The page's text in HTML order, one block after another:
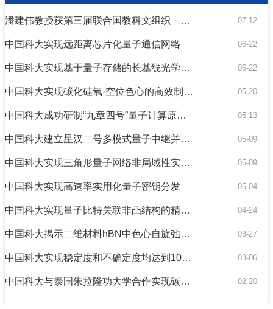
潘建伟教授获第三届联合国教科文组织－门捷列夫国际基础科学奖 07-12
中国科大实现远距离芯片化量子通信网络 06-22
中国科大实现基于量子存储的长基线光学干涉仪 06-22
中国科大实现碳化硅氧-空位色心的高效制备与结构识别 05-20
中国科大成功研制“九章四号”量子计算原型机 05-13
中国科大建立星汉二号多模式量子中继并实现城域量子非局域性检验 05-09
中国科大实现三角形量子网络非局域性实验验证 05-09
中国科大实现高速率实用化量子密钥分发 05-04
中国科大实现量子比特关联非凸结构的精细刻画 04-24
中国科大揭示二维材料hBN中色心自旋弛豫的温度依赖特性 03-27
中国科大实现稳定度和不确定度均达到10⁻¹⁹量级的光钟 03-06
中国科大与泰国朱拉隆功大学合作实现碳化硅改性双空位色心的电荷态调控 02-20